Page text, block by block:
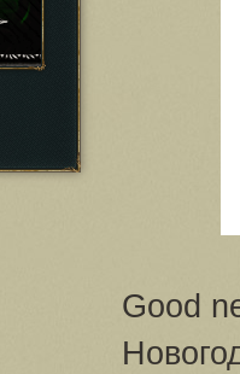
Good